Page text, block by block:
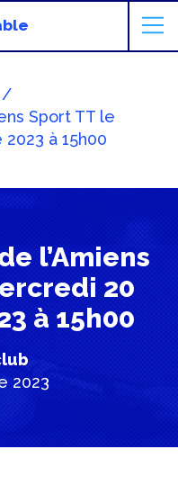
Sport TT le
à 15h00
l’Amiens
20
à 15h00
2023